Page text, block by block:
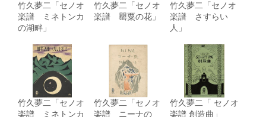
竹久夢二「セノオ
楽譜 ミネトンカ
の湖畔」
竹久夢二「セノオ
楽譜 罌粟の花」
竹久夢二「セノオ
楽譜 さすらい
人」
竹久夢二「セノオ
楽譜 ミネトンカ
竹久夢二「セノオ
楽譜 ニーナの
竹久夢二「 セノオ
楽譜 創造曲」